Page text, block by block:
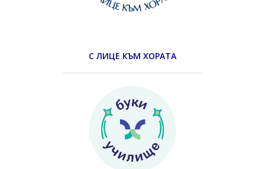
С ЛИЦЕ КЪМ ХОРАТА